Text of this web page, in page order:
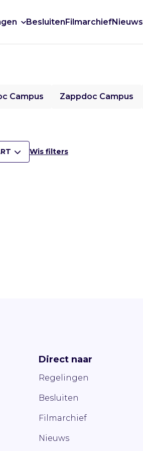
BesluitenFilmarchiefNieuws
Campus Zappdoc Campus
Wis filters
Direct naar
Regelingen
Besluiten
Filmarchief
Nieuws